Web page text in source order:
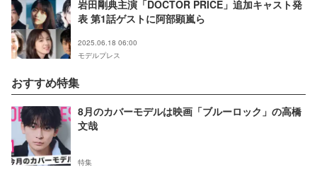
岩田剛典主演「DOCTOR PRICE」追加キャスト発
表 第1話ゲストに阿部顕嵐ら
2025.06.18 06:00
モデルプレス
おすすめ特集
8月のカバーモデルは映画「ブルーロック」の高橋
文哉
特集